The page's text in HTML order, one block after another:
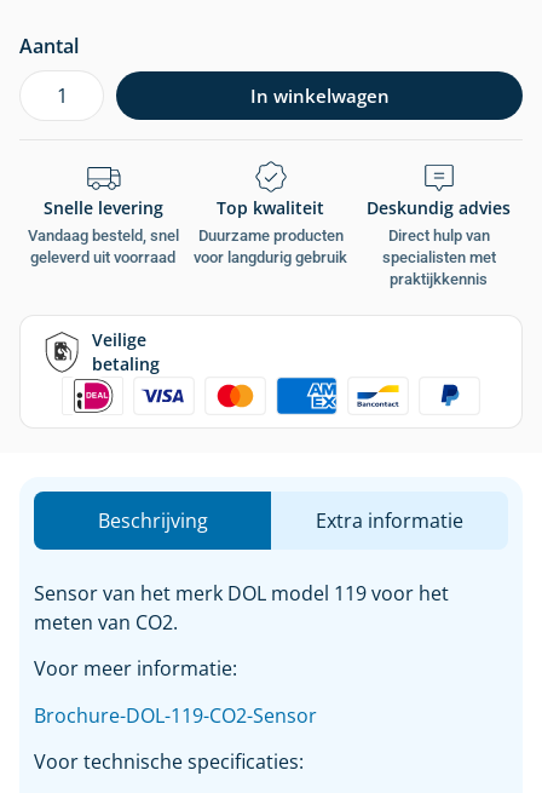
Aantal
In winkelwagen
Snelle levering
Vandaag besteld, snel
geleverd uit voorraad
Top kwaliteit
Duurzame producten
voor langdurig gebruik
Deskundig advies
Direct hulp van
specialisten met
praktijkkennis
Veilige
betaling
Beschrijving Extra informatie
Sensor van het merk DOL model 119 voor het
meten van CO2.
Voor meer informatie:
Brochure-DOL-119-CO2-Sensor
Voor technische specificaties: